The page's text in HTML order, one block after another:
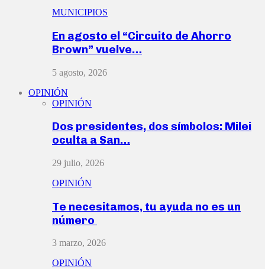
MUNICIPIOS
En agosto el “Circuito de Ahorro
Brown” vuelve…
5 agosto, 2026
OPINIÓN
OPINIÓN
Dos presidentes, dos símbolos: Milei
oculta a San…
29 julio, 2026
OPINIÓN
Te necesitamos, tu ayuda no es un
número
3 marzo, 2026
OPINIÓN